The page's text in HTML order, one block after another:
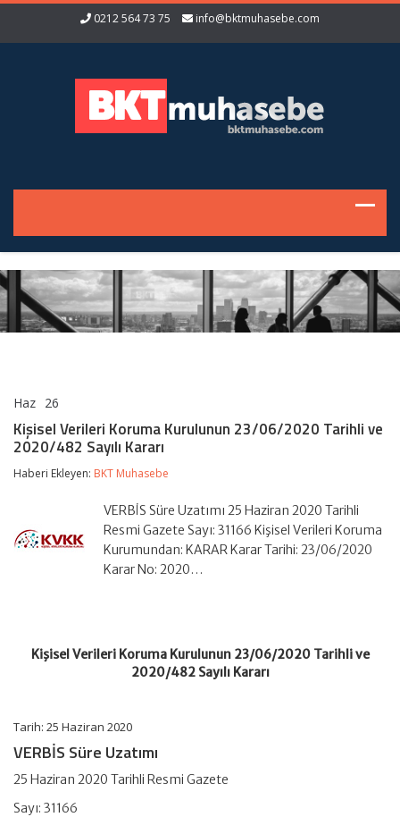
0212 564 73 75 info@bktmuhasebe.com
Haz 26
Koruma
Kurulunun
Tarihli
2020/482
Kararı
Kişisel Verileri Koruma Kurulunun 23/06/2020 Tarihli ve
2020/482 Sayılı Kararı
Haberi Ekleyen: BKT Muhasebe
VERBİS Süre Uzatımı 25 Haziran 2020 Tarihli
Resmi Gazete Sayı: 31166 Kişisel Verileri Koruma
Kurumundan: KARAR Karar Tarihi: 23/06/2020
Karar No: 2020…
Kişisel Verileri Koruma Kurulunun 23/06/2020 Tarihli ve
2020/482 Sayılı Kararı
Tarih: 25 Haziran 2020
VERBİS Süre Uzatımı
25 Haziran 2020 Tarihli Resmi Gazete
Sayı: 31166